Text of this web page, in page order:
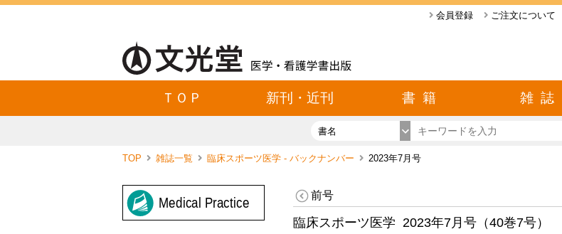
ご注文について
会員登録
ＴＯＰ 新刊・近刊 書 籍 雑 誌
書名
TOP 雑誌一覧 臨床スポーツ医学 - バックナンバー 2023年7月号
Medical Practice 前号
臨床スポーツ医学 2023年7月号（40巻7号）